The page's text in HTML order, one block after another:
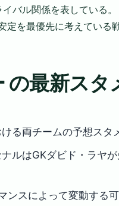
バル関係を表している。
を最優先に考えている
の最新ス
る両チームの予想スタ
ルはGKダビド・ラヤ
スによって変動する可